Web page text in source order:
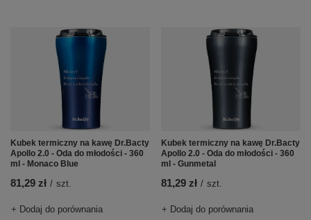
Kubek termiczny na kawę Dr.Bacty
Apollo 2.0 - Oda do młodości - 360
ml - Monaco Blue
81,29 zł / szt.
+ Dodaj do porównania
Kubek termiczny na kawę Dr.Bacty
Apollo 2.0 - Oda do młodości - 360
ml - Gunmetal
81,29 zł / szt.
+ Dodaj do porównania